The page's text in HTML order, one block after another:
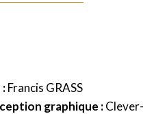
Francis GRASS
graphique :Clever-